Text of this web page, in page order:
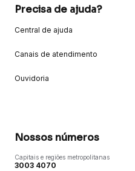
Precisa de ajuda?
Central de ajuda
Canais de atendimento
Ouvidoria
Nossos números
Capitais e regiões metropolitanas
3003 4070